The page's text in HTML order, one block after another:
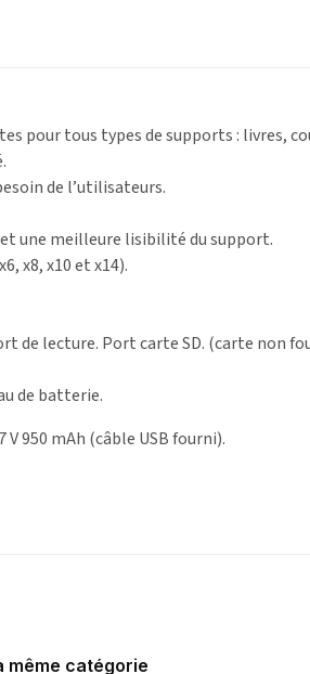
pour tous types de supports : livres,
de l’utilisateurs.
et une meilleure lisibilité du support.
x8, x10 et x14).
de lecture. Port carte SD. (carte non
de batterie.
950 mAh (câble USB fourni).
même catégorie